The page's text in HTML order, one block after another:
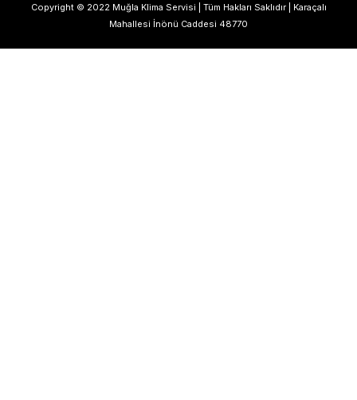
Copyright © 2022 Muğla Klima Servisi | Tüm Hakları Saklıdır | Karaçalı
Mahallesi İnönü Caddesi 48770